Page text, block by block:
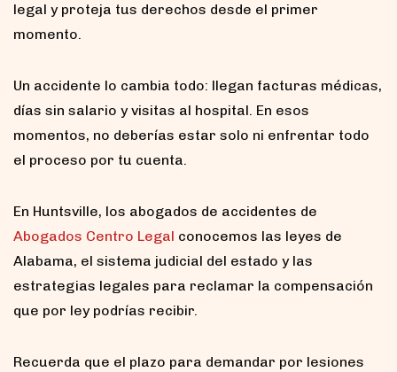
legal y proteja tus derechos desde el primer
momento.
Un accidente lo cambia todo: llegan facturas médicas,
días sin salario y visitas al hospital. En esos
momentos, no deberías estar solo ni enfrentar todo
el proceso por tu cuenta.
En Huntsville, los abogados de accidentes de
Abogados Centro Legal conocemos las leyes de
Alabama, el sistema judicial del estado y las
estrategias legales para reclamar la compensación
que por ley podrías recibir.
Recuerda que el plazo para demandar por lesiones